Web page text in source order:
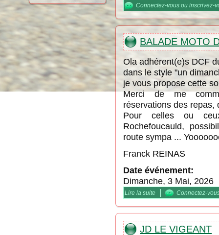
Connectez-vous ou inscrivez-
BALADE MOTO
Ola adhérent(e)s DCF
dans le style "un
je vous propose cette
Merci de me
réservations des repas,
Pour celles ou
Rochefoucauld,
route sympa ...
Franck REINAS
Date événement:
Dimanche, 3 Mai, 2026
Lire la suite de Balade moto dans
Connectez-
JD LE VIGEANT